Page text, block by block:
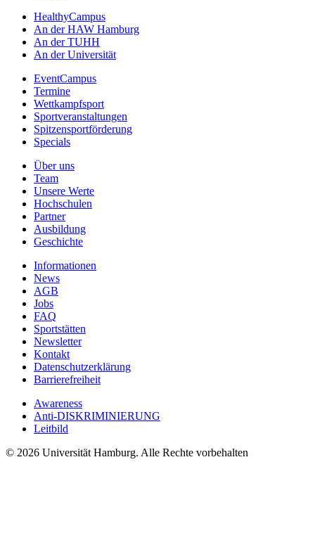
HealthyCampus
An der HAW Hamburg
An der TUHH
An der Universität
EventCampus
Termine
Wettkampfsport
Sportveranstaltungen
Spitzensportförderung
Specials
Über uns
Team
Unsere Werte
Hochschulen
Partner
Ausbildung
Geschichte
Informationen
News
AGB
Jobs
FAQ
Sportstätten
Newsletter
Kontakt
Datenschutzerklärung
Barrierefreiheit
Awareness
Anti-DISKRIMINIERUNG
Leitbild
© 2026 Universität Hamburg. Alle Rechte vorbehalten